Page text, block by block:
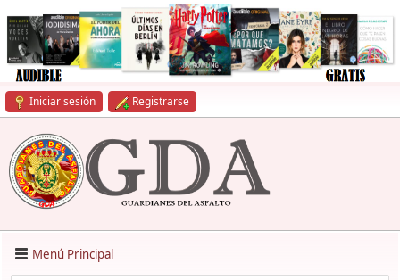
Iniciar sesión Registrarse
Menú Principal